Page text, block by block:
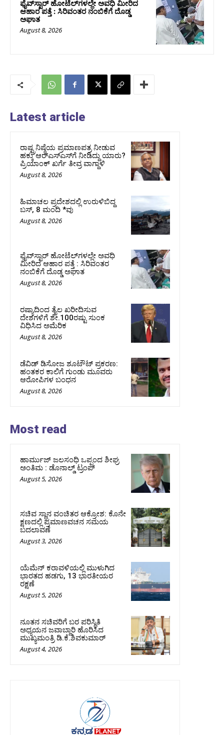
ಫೈವ್‌ಸ್ಟಾರ್ ಹೋಟೆಲ್‌ಗಳಲ್ಲೇ ಅವಧಿ ಮೀರಿದ
ಆಹಾರ ಪತ್ತೆ : ಸಿರಿವಂತರ ನಂಬಿಕೆಗೆ ದೊಡ್ಡ
ಅಘಾತ
August 8, 2026
Latest article
ರಾಷ್ಟ್ರನಿಷ್ಠೆಯ ಪ್ರಮಾಣಪತ್ರ ನೀಡುವ
ಹಕ್ಕು ಆರ್‌ಎಸ್‌ಎಸ್‌ಗೆ ನೀಡಿದ್ದು ಯಾರು?
ಪ್ರಿಯಾಂಕ್ ಖರ್ಗೆ ತೀವ್ರ ವಾಗ್ದಾಳಿ
August 8, 2026
ಹಿಮಾಚಲ ಪ್ರದೇಶದಲ್ಲಿ ಉರುಳಿಬಿದ್ದ
ಬಸ್‌, 8 ಮಂದಿ *ವು
August 8, 2026
ಫೈವ್‌ಸ್ಟಾರ್ ಹೋಟೆಲ್‌ಗಳಲ್ಲೇ ಅವಧಿ
ಮೀರಿದ ಆಹಾರ ಪತ್ತೆ : ಸಿರಿವಂತರ
ನಂಬಿಕೆಗೆ ದೊಡ್ಡ ಅಘಾತ
August 8, 2026
ರಷ್ಯಾದಿಂದ ತೈಲ ಖರೀದಿಸುವ
ದೇಶಗಳಿಗೆ ಶೇ.100ರಷ್ಟು ಸುಂಕ
ವಿಧಿಸಿದ ಅಮೆರಿಕ
August 8, 2026
ಡೆವಿಡ್ ಡಿಸೋಜ ಶೂಟೌಟ್ ಪ್ರಕರಣ:
ಹಂತಕರ ಕಾಲಿಗೆ ಗುಂಡು ಮೂವರು
ಆರೋಪಿಗಳ ಬಂಧನ
August 8, 2026
Most read
ಹಾರ್ಮುಜ್‌ ಜಲಸಂಧಿ ಒಪ್ಪಂದ ಶೀಘ್ರ
ಅಂತಿಮ : ಡೊನಾಲ್ಡ್‌ ಟ್ರಂಪ್‌
August 5, 2026
ಸಚಿವ ಸ್ಥಾನ ವಂಚಿತರ ಆಕ್ರೋಶ: ಕೊನೇ
ಕ್ಷಣದಲ್ಲಿ ಪ್ರಮಾಣವಚನ ಸಮಯ
ಬದಲಾವಣೆ
August 3, 2026
ಯೆಮೆನ್‌ ಕರಾವಳಿಯಲ್ಲಿ ಮುಳುಗಿದ
ಭಾರತದ ಹಡಗು, 13 ಭಾರತೀಯರ
ರಕ್ಷಣೆ
August 5, 2026
ನೂತನ ಸಚಿವರಿಗೆ ಬರ ಪರಿಸ್ಥಿತಿ
ಅಧ್ಯಯನ ಜವಾಬ್ದಾರಿ ಹೊರಿಸಿದ
ಮುಖ್ಯಮಂತ್ರಿ ಡಿ.ಕೆ.ಶಿವಕುಮಾರ್
August 4, 2026